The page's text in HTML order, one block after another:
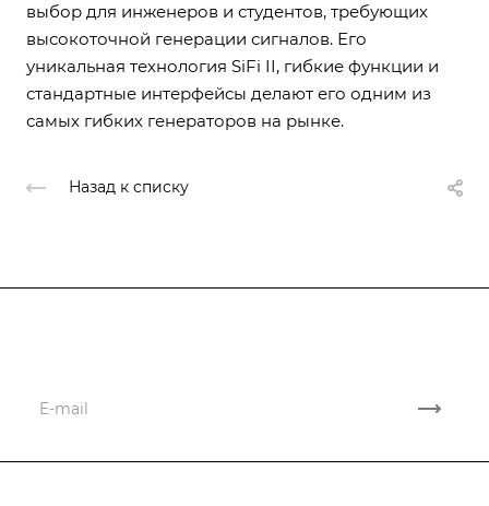
выбор для инженеров и студентов, требующих
высокоточной генерации сигналов. Его
уникальная технология SiFi II, гибкие функции и
стандартные интерфейсы делают его одним из
самых гибких генераторов на рынке.
Назад к списку